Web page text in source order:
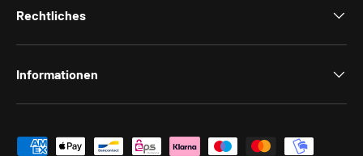
Rechtliches
Informationen
Zahlungsmethoden